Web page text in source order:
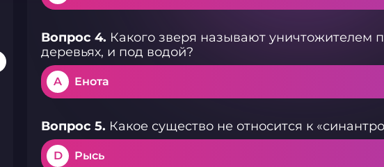
Вопрос 4. Какого зверя называют уничтожителем
деревьях, и под водой?
A Енота
Вопрос 5. Какое существо не относится к
D Рысь